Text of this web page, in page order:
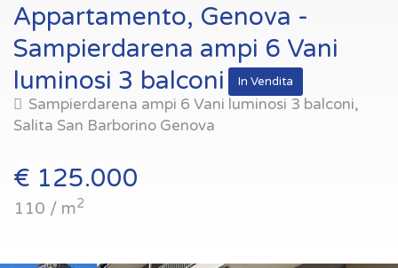
Appartamento, Genova -
Sampierdarena ampi 6 Vani
luminosi 3 balconi
In Vendita
Sampierdarena ampi 6 Vani luminosi 3 balconi,
Salita San Barborino Genova
€ 125.000
110 / m2